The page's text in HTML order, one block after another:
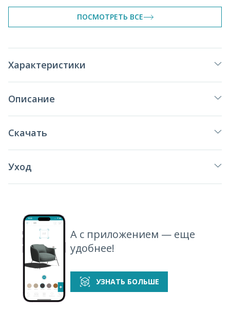
ПОСМОТРЕТЬ ВСЕ
Характеристики
Описание
Скачать
Уход
А с приложением — еще
удобнее!
УЗНАТЬ БОЛЬШЕ